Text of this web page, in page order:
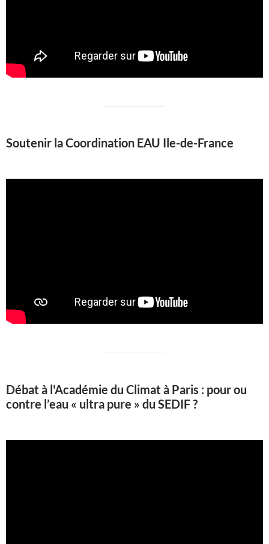
Soutenir la Coordination EAU Ile-de-France
Débat à l'Académie du Climat à Paris : pour ou
contre l’eau « ultra pure » du SEDIF ?